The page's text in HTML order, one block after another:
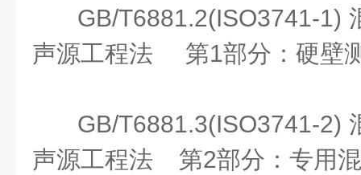
GB/T6881.2(ISO3741-1)
声源工程法 第1部分：硬壁
GB/T6881.3(ISO3741-2)
声源工程法 第2部分：专用